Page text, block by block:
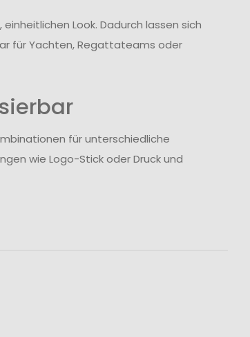
Look. Dadurch lassen sich
für Yachten, Regattateams oder
für unterschiedliche
wie Logo-Stick oder Druck und